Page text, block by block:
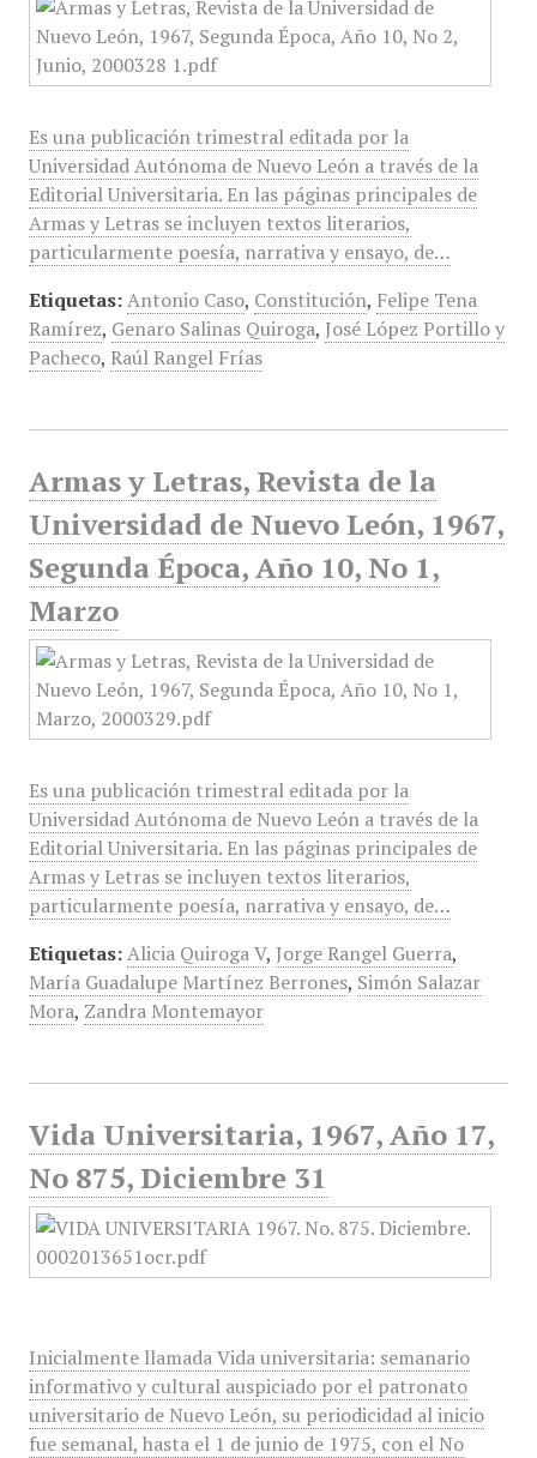
Es una publicación trimestral editada por la
Universidad Autónoma de Nuevo León a través de la
Editorial Universitaria. En las páginas principales de
Armas y Letras se incluyen textos literarios,
particularmente poesía, narrativa y ensayo, de…
Etiquetas: Antonio Caso, Constitución, Felipe Tena
Ramírez, Genaro Salinas Quiroga, José López Portillo y
Pacheco, Raúl Rangel Frías
Armas y Letras, Revista de la
Universidad de Nuevo León, 1967,
Segunda Época, Año 10, No 1,
Marzo
Es una publicación trimestral editada por la
Universidad Autónoma de Nuevo León a través de la
Editorial Universitaria. En las páginas principales de
Armas y Letras se incluyen textos literarios,
particularmente poesía, narrativa y ensayo, de…
Etiquetas: Alicia Quiroga V, Jorge Rangel Guerra,
María Guadalupe Martínez Berrones, Simón Salazar
Mora, Zandra Montemayor
Vida Universitaria, 1967, Año 17,
No 875, Diciembre 31
Inicialmente llamada Vida universitaria: semanario
informativo y cultural auspiciado por el patronato
universitario de Nuevo León, su periodicidad al inicio
fue semanal, hasta el 1 de junio de 1975, con el No